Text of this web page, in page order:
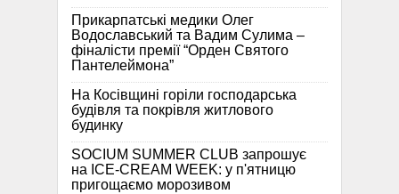
Прикарпатські медики Олег
Водославський та Вадим Сулима –
фіналісти премії “Орден Святого
Пантелеймона”
На Косівщині горіли господарська
будівля та покрівля житлового
будинку
SOCIUM SUMMER CLUB запрошує
на ICE-CREAM WEEK: у п'ятницю
пригощаємо морозивом